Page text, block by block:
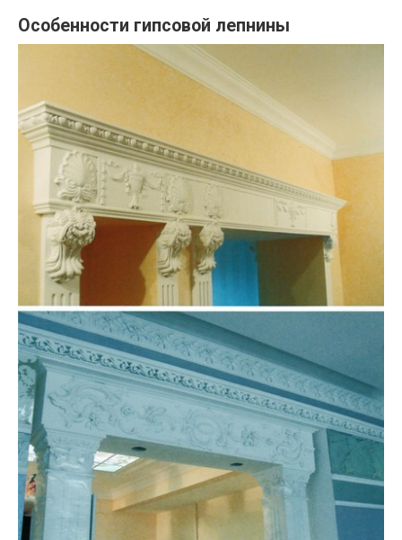
Особенности гипсовой лепнины